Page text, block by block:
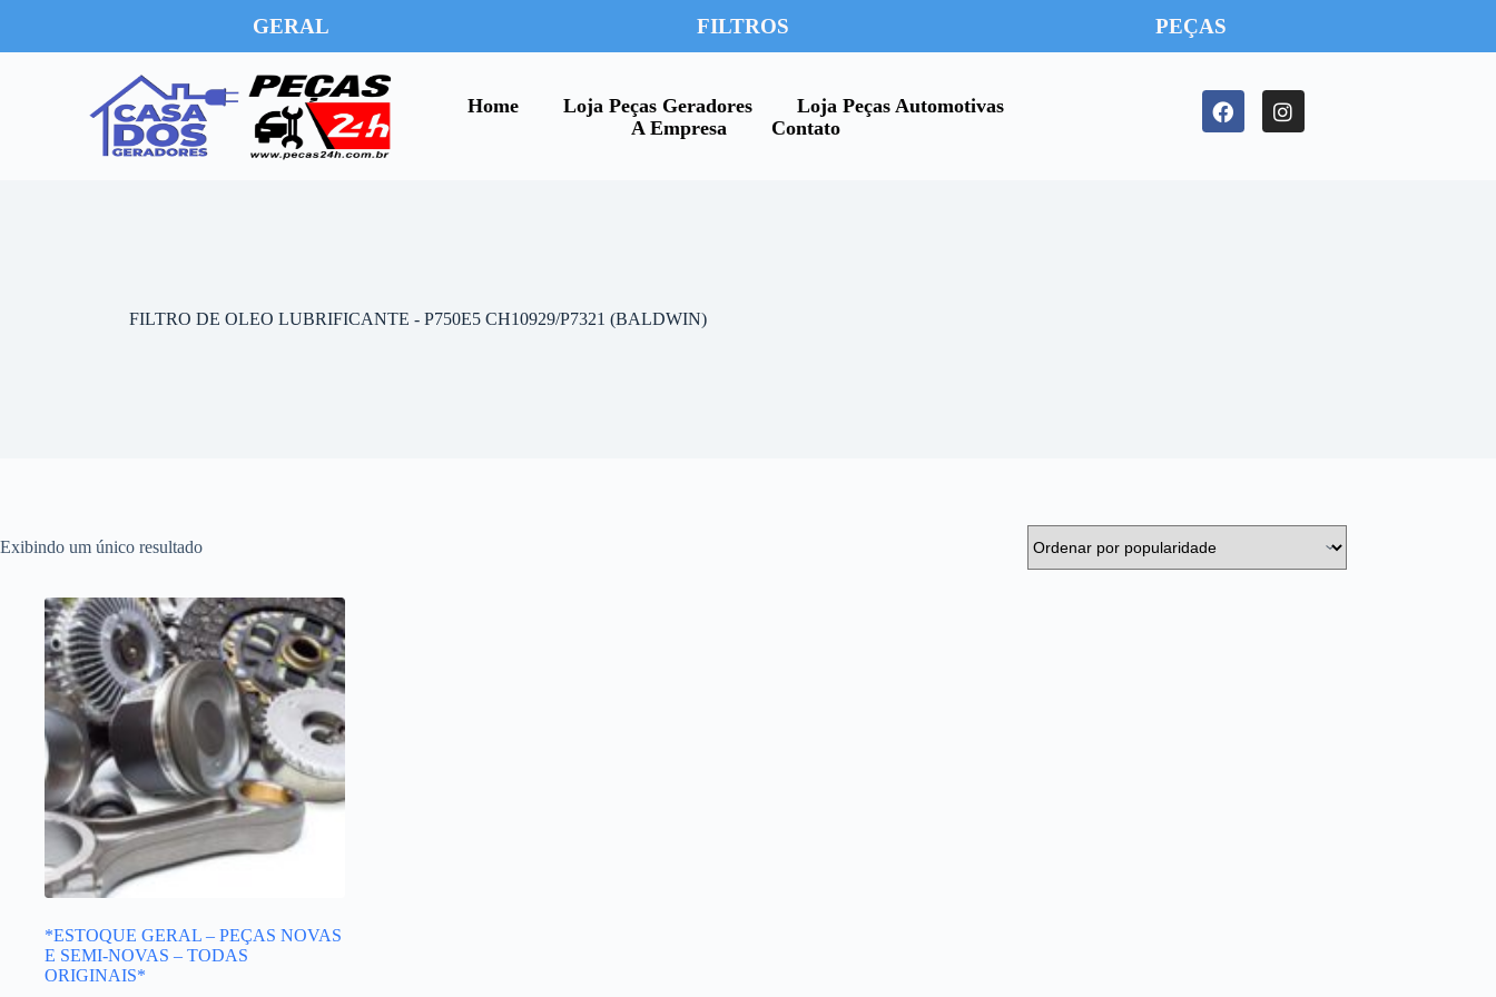
GERAL FILTROS PEÇAS
Home Loja Peças Geradores
Loja Peças Automotivas
A Empresa
Contato
FILTRO DE OLEO LUBRIFICANTE - P750E5 CH10929/P7321 (BALDWIN)
Exibindo um único resultado
*ESTOQUE GERAL – PEÇAS NOVAS
E SEMI-NOVAS – TODAS
ORIGINAIS*